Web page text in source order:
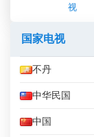
视
国家电视
不丹
中华民国
中国